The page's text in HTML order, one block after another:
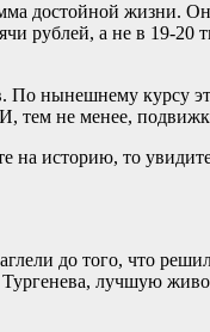
достойной жизни.
рублей, а не в 19-20
По нынешнему курсу
тем не менее,
историю, то
до того, что
лучшую